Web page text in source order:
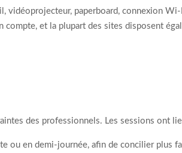
vidéoprojecteur, paperboard, connexion
et la plupart des sites disposent
des professionnels. Les sessions ont
ou en demi-journée, afin de concilier plus